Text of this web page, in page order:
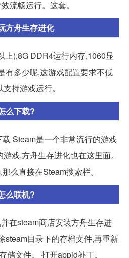
流畅运行。这套。
方舟生存进化
上),8G DDR4运行内存,1060显
有多少呢,这游戏配置要求不低
持游戏运行。
么下载?
Steam是一个非常流行的游戏
戏,方舟生存进化也在这里面。
么直接在Steam搜索栏。
么联机?
在steam商店安装方舟生存进
steam目录下的存档文件,再重新
储文件。 打开appid补丁。